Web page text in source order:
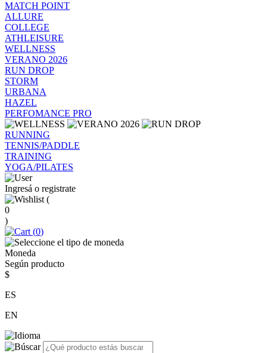
MATCH POINT
ALLURE
COLLEGE
ATHLEISURE
WELLNESS
VERANO 2026
RUN DROP
STORM
URBANA
HAZEL
PERFOMANCE PRO
RUNNING
TENNIS/PADDLE
TRAINING
YOGA/PILATES
Ingresá o registrate
(
0
)
(0)
Moneda
Según producto
$
ES
EN